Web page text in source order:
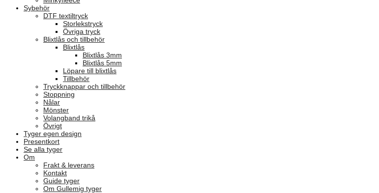
Sybehör
DTF textiltryck
Storlekstryck
Övriga tryck
Blixtlås och tillbehör
Blixtlås
Blixtlås 3mm
Blixtlås 5mm
Löpare till blixtlås
Tillbehör
Tryckknappar och tillbehör
Stoppning
Nålar
Mönster
Volangband trikå
Övrigt
Tyger egen design
Presentkort
Se alla tyger
Om
Frakt & leverans
Kontakt
Guide tyger
Om Gullemig tyger